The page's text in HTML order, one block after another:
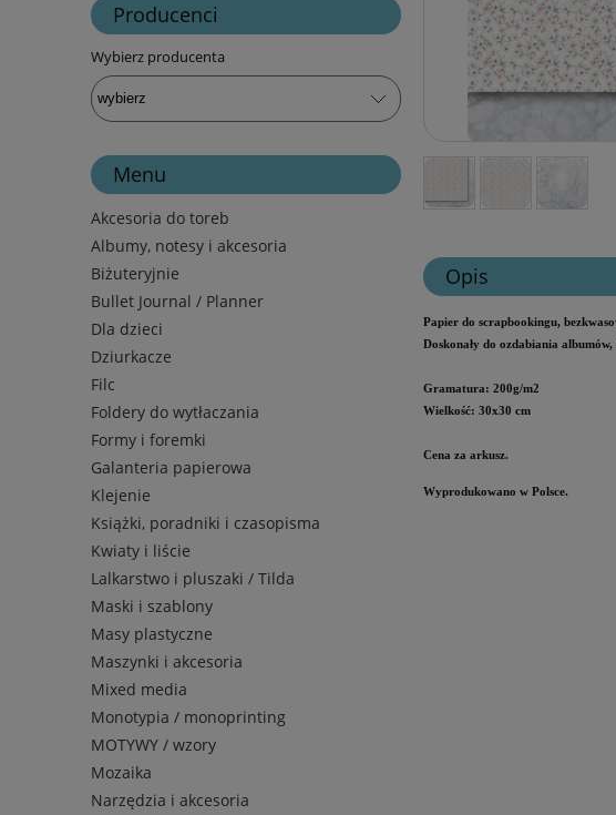
Producenci
Wybierz producenta
Menu
Akcesoria do toreb
Albumy, notesy i akcesoria
Biżuteryjnie
Bullet Journal / Planner
Dla dzieci
Dziurkacze
Filc
Foldery do wytłaczania
Formy i foremki
Galanteria papierowa
Klejenie
Książki, poradniki i czasopisma
Kwiaty i liście
Lalkarstwo i pluszaki / Tilda
Maski i szablony
Masy plastyczne
Maszynki i akcesoria
Mixed media
Monotypia / monoprinting
MOTYWY / wzory
Mozaika
Narzędzia i akcesoria
Opis
Papier do scrapbookingu,
Doskonały do ozdabiania
Gramatura: 200g/m2
Wielkość: 30x30 cm
Cena za arkusz.
Wyprodukowano w Polsce.